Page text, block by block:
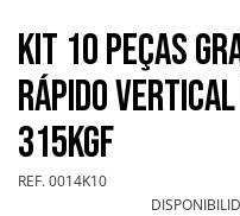
OUTROS
PONTEIRAS
Kit 10 Peças
Rápido Vertical
315Kgf
REF.0014K10